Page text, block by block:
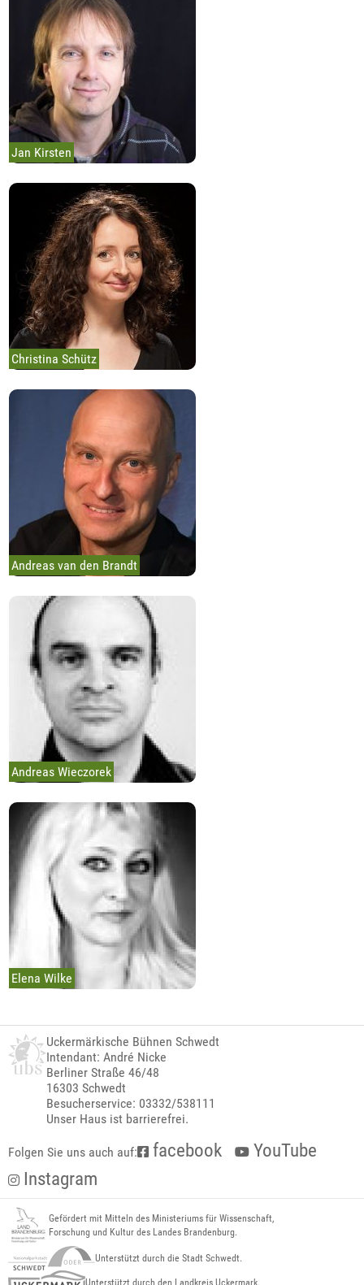
Jan Kirsten
Christina Schütz
Andreas van den Brandt
Andreas Wieczorek
Elena Wilke
Uckermärkische Bühnen Schwedt
Intendant: André Nicke
Berliner Straße 46/48
16303 Schwedt
Besucherservice: 03332/538111
Unser Haus ist barrierefrei.
Folgen Sie uns auch auf: facebook
YouTube
Instagram
Gefördert mit Mitteln des Ministeriums für Wissenschaft,
Forschung und Kultur des Landes Brandenburg.
Unterstützt durch die Stadt Schwedt.
Unterstützt durch den Landkreis Uckermark.